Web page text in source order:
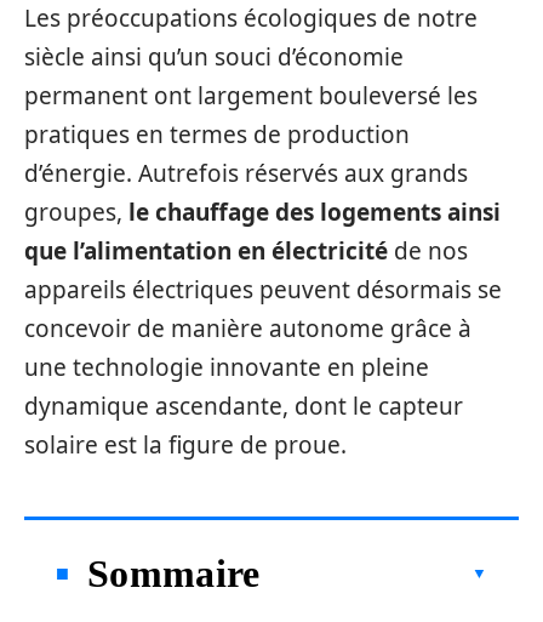
Les préoccupations écologiques de notre
siècle ainsi qu’un souci d’économie
permanent ont largement bouleversé les
pratiques en termes de production
d’énergie. Autrefois réservés aux grands
groupes, le chauffage des logements ainsi
que l’alimentation en électricité de nos
appareils électriques peuvent désormais se
concevoir de manière autonome grâce à
une technologie innovante en pleine
dynamique ascendante, dont le capteur
solaire est la figure de proue.
Sommaire